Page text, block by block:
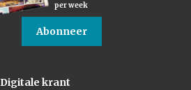
per week
Abonneer
Digitale krant